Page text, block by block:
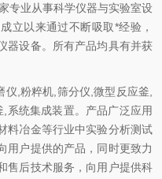
专业从事科学仪器与实验室设
立以来通过不断吸取*经验，
器设备。所有产品均具有并获
,粉粹机,筛分仪,微型反应釜,
系统集成装置。产品广泛应用
料冶金等行业中实验分析测试
用户提供的产品，同时更致力
售后技术服务，向用户提供科